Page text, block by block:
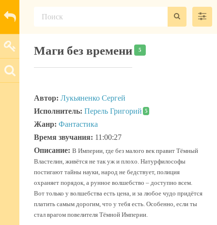
Маги без времени 5
Автор: Лукьяненко Сергей
Исполнитель: Перель Григорий 5
Жанр: Фантастика
Время звучания: 11:00:27
Описание: В Империи, где без малого век правит Тёмный
Властелин, живётся не так уж и плохо. Натурфилософы
постигают тайны науки, народ не бедствует, полиция
охраняет порядок, а рунное волшебство – доступно всем.
Вот только у волшебства есть цена, и за любое чудо придётся
платить самым дорогим, что у тебя есть. Особенно, если ты
стал врагом повелителя Тёмной Империи.